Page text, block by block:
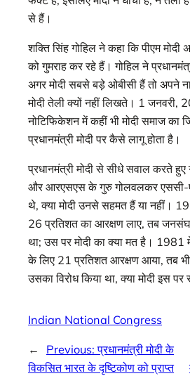
से हैं।
शक्ति सिंह गोहिल ने कहा कि पीएम मोदी
को गुमराह कर रहे हैं। गोहिल ने
अगर मोदी सबसे बड़े ओबीसी हैं तो अपने
मोदी तेली क्यों नहीं लिखते। 1 जनवरी,
नोटिफिकेशन में कहीं भी मोदी समाज का
प्रधानमंत्री मोदी पर कैसे लागू होता है।
प्रधानमंत्री मोदी से सीधे सवाल करते हुए
और आरएसएस के गुरु गोलवलकर एससी-
थे, क्या मोदी उनसे सहमत हैं या नहीं।
26 प्रतिशत का आरक्षण लाए, तब जनसंघ
था; उस पर मोदी का क्या मत है। 1981
के लिए 21 प्रतिशत आरक्षण आया, तब भी
उसका विरोध किया था, क्या मोदी इस
Indian National Congress
← Previous:प्रधानमंत्री मोदी के
विकसित भारत के दृष्टिकोण को प्राप्त